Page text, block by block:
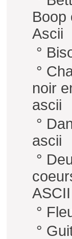
Boop
Ascii
°
°
noir
ascii
°
ascii
°
ASCII
°
°